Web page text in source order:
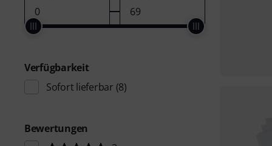
Verfügbarkeit
Sofort lieferbar (8)
Bewertungen